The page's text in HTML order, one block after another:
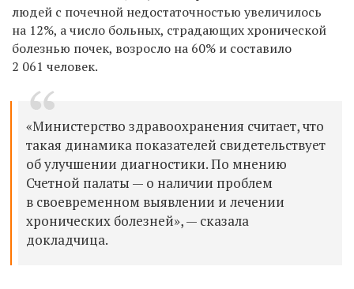
людей с почечной недостаточностью увеличилось
на 12%, а число больных, страдающих хронической
болезнью почек, возросло на 60% и составило
2 061 человек.
«Министерство здравоохранения считает, что
такая динамика показателей свидетельствует
об улучшении диагностики. По мнению
Счетной палаты — о наличии проблем
в своевременном выявлении и лечении
хронических болезней», — сказала
докладчица.